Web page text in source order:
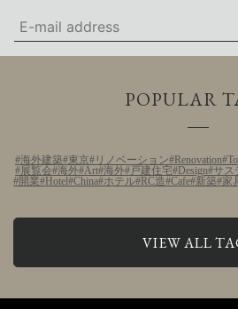
POPULAR
海外建築 東京 リノベーション Renovation
展覧会 海外 Art 海外 戸建住宅 Design サス
開業
Hotel China ホテル RC造 Cafe 新築 家
VIEW ALL